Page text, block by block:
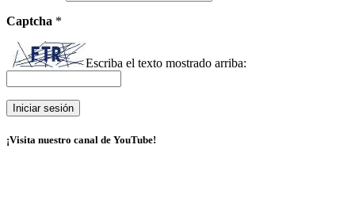
Captcha *
Escriba el texto mostrado arriba:
¡Visita nuestro canal de YouTube!